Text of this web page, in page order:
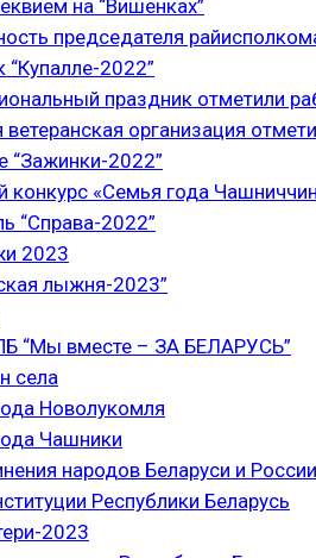
на “Вишенках”
председателя
“Купалле-2022”
праздник отметили
ветеранская организация
“Зажинки-2022”
конкурс «Семья года
“Справа-2022”
2023
лыжня-2023”
“Мы вместе – ЗА БЕЛАРУСЬ”
села
Новолукомля
Чашники
народов Беларуси и России
Республики Беларусь
2023